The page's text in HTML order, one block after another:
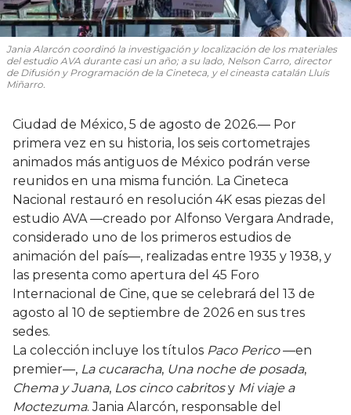
Jania Alarcón coordinó la investigación y localización de los materiales
del estudio AVA durante casi un año; a su lado, Nelson Carro, director
de Difusión y Programación de la Cineteca, y el cineasta catalán Lluís
Miñarro.
Ciudad de México, 5 de agosto de 2026.— Por
primera vez en su historia, los seis cortometrajes
animados más antiguos de México podrán verse
reunidos en una misma función. La Cineteca
Nacional restauró en resolución 4K esas piezas del
estudio AVA —creado por Alfonso Vergara Andrade,
considerado uno de los primeros estudios de
animación del país—, realizadas entre 1935 y 1938, y
las presenta como apertura del 45 Foro
Internacional de Cine, que se celebrará del 13 de
agosto al 10 de septiembre de 2026 en sus tres
sedes.
La colección incluye los títulos Paco Perico—en
premier—, La cucaracha, Una noche de posada,
Chema y Juana, Los cinco cabritosy Mi viaje a
Moctezuma. Jania Alarcón, responsable del